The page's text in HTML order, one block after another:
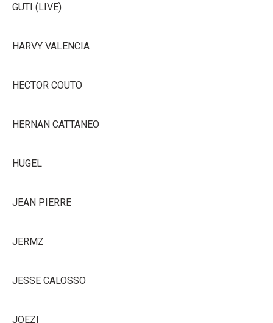
GUTI (LIVE)
HARVY VALENCIA
HECTOR COUTO
HERNAN CATTANEO
HUGEL
JEAN PIERRE
JERMZ
JESSE CALOSSO
JOEZI